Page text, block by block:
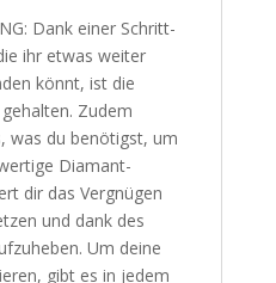
Dank einer Schritt-
ihr etwas weiter
könnt, ist die
Zudem
was du benötigst, um
Diamant-
dir das Vergnügen
und dank des
Um deine
gibt es in jedem